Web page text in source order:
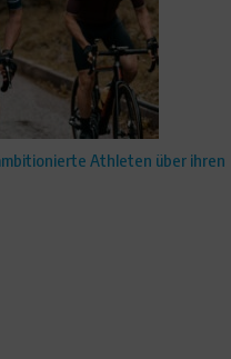
Athleten über ihren